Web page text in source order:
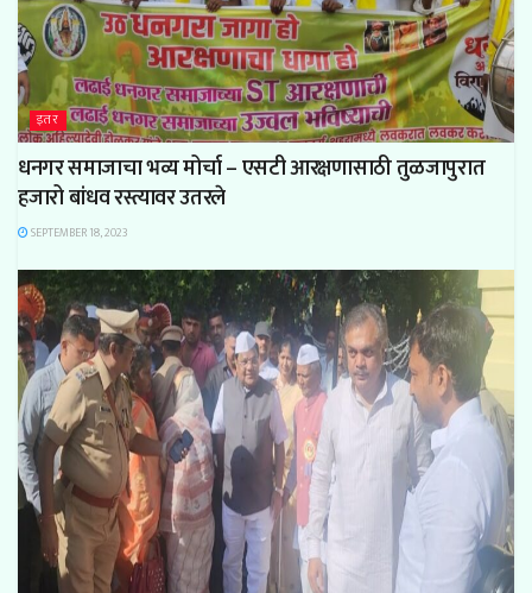
इतर
धनगर समाजाचा भव्य मोर्चा – एसटी आरक्षणासाठी तुळजापुरात
हजारो बांधव रस्त्यावर उतरले
SEPTEMBER 18, 2023